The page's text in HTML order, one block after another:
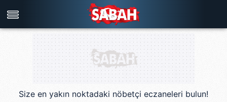
Türkiye'nin en iyi haber sitesi
Size en yakın noktadaki nöbetçi eczaneleri bulun!